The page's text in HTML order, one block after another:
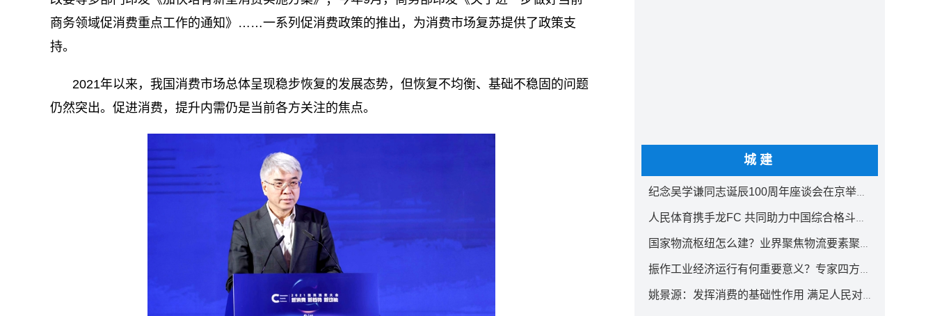
商务领域促消费重点工作的通知》……一系列促消费政策的推出，为消费市场复苏提供了政策支
持。
2021年以来，我国消费市场总体呈现稳步恢复的发展态势，但恢复不均衡、基础不稳固的问题
仍然突出。促进消费，提升内需仍是当前各方关注的焦点。
城建
纪念吴学谦同志诞辰100周年座谈会在京举行 汪洋出席
人民体育携手龙FC 共同助力中国综合格斗事业发展
国家物流枢纽怎么建？业界聚焦物流要素聚集方式创新
振作工业经济运行有何重要意义？专家四方面权威解读
姚景源：发挥消费的基础性作用 满足人民对美好生活向往